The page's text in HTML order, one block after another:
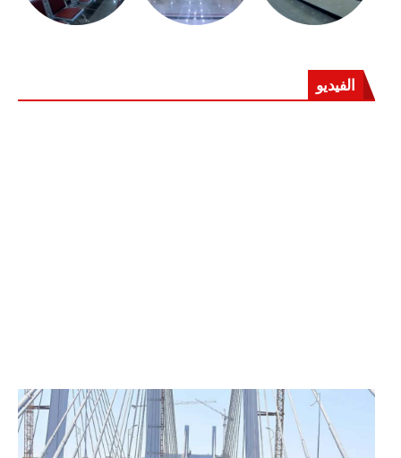
الفيديو
الرئيس عبد الفتاح السيسي يفتتح محور روض الفرج
وكوبري تحيا مصر